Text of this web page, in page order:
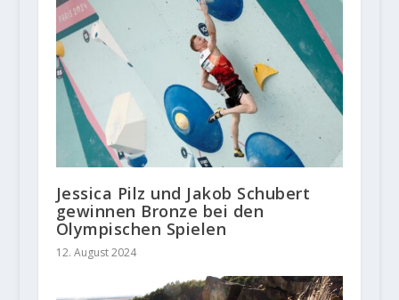
Jessica Pilz und Jakob Schubert
gewinnen Bronze bei den
Olympischen Spielen
12. August 2024